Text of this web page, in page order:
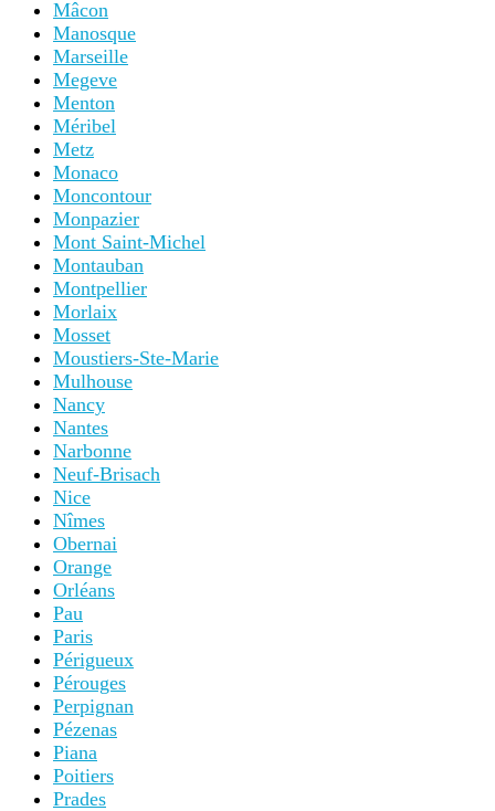
Mâcon
Manosque
Marseille
Megeve
Menton
Méribel
Metz
Monaco
Moncontour
Monpazier
Mont Saint-Michel
Montauban
Montpellier
Morlaix
Mosset
Moustiers-Ste-Marie
Mulhouse
Nancy
Nantes
Narbonne
Neuf-Brisach
Nice
Nîmes
Obernai
Orange
Orléans
Pau
Paris
Périgueux
Pérouges
Perpignan
Pézenas
Piana
Poitiers
Prades